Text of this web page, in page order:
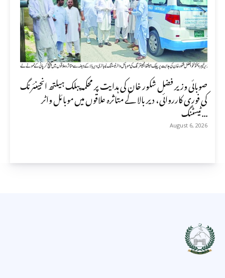
صوبائی وزیر فضل شکور خان کی ہدایت پر محکمہ پبلک ہیلتھ انجینئرنگ
کی فوری کارروائی، دیر بالا کے متاثرہ علاقوں میں موبائل واٹر
ٹیسٹنگ...
August 6, 2026